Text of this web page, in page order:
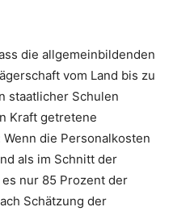
die allgemeinbildenden
vom Land bis zu
staatlicher Schulen
Kraft getretene
die Personalkosten
als im Schnitt der
nur 85 Prozent der
Schätzung der